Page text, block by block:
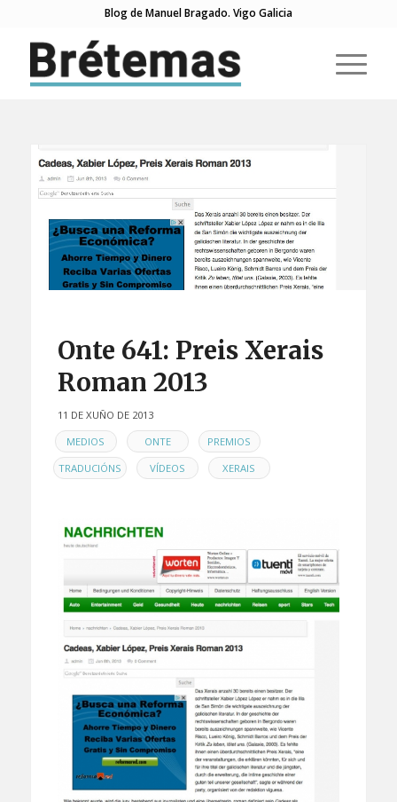
Blog de Manuel Bragado. Vigo Galicia
Onte 641: Preis Xerais
Roman 2013
11 DE XUÑO DE 2013
EN
MEDIOS , ONTE , PREMIOS ,
TRADUCIÓNS , VÍDEOS , XERAIS